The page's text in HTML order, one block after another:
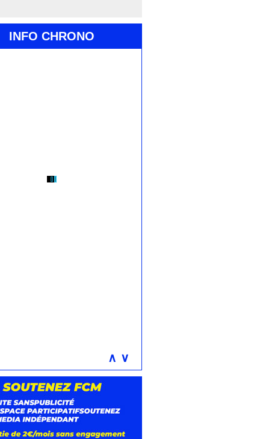
INFO CHRONO
∧ ∨